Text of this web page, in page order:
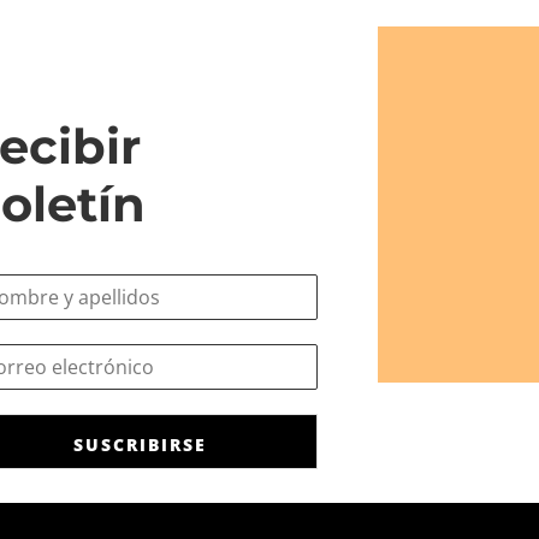
SUSCRIBIRSE